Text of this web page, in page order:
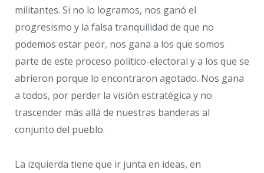
militantes. Si no lo logramos, nos ganó el
progresismo y la falsa tranquilidad de que no
podemos estar peor, nos gana a los que somos
parte de este proceso político-electoral y a los que se
abrieron porque lo encontraron agotado. Nos gana
a todos, por perder la visión estratégica y no
trascender más allá de nuestras banderas al
conjunto del pueblo.
La izquierda tiene que ir junta en ideas, en